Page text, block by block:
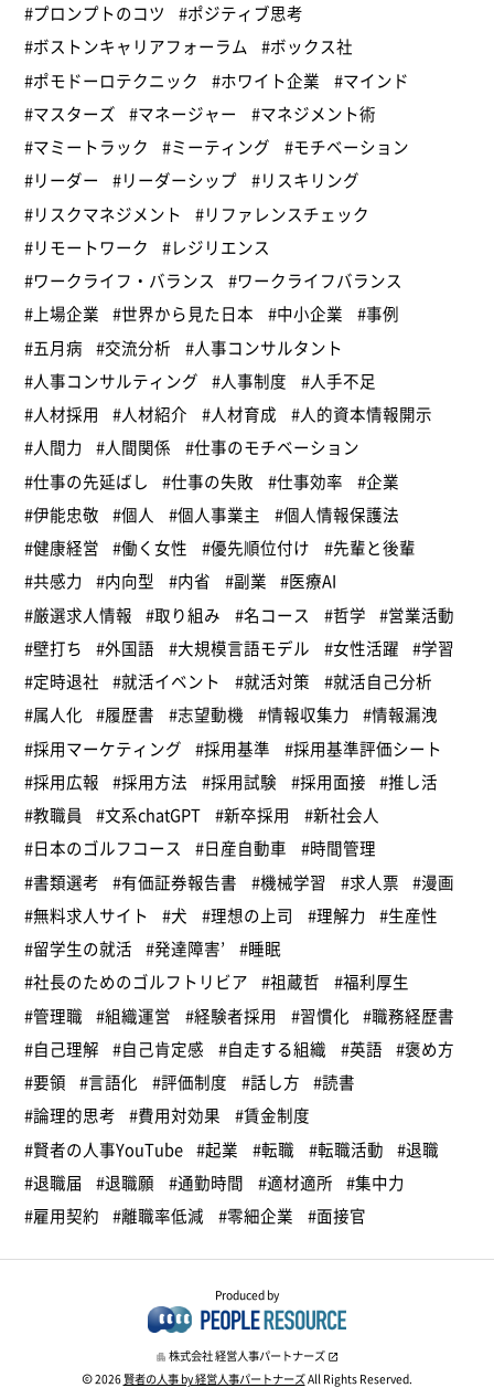
#プロンプトのコツ
#ポジティブ思考
#ボストンキャリアフォーラム
#ボックス社
#ポモドーロテクニック
#ホワイト企業
#マインド
#マスターズ
#マネージャー
#マネジメント術
#マミートラック
#ミーティング
#モチベーション
#リーダー
#リーダーシップ #リスキリング
#リスクマネジメント
#リファレンスチェック
#リモートワーク
#レジリエンス
#ワークライフ・バランス
#ワークライフバランス
#上場企業
#世界から見た日本 #中小企業
#事例
#五月病
#交流分析
#人事コンサルタント
#人事コンサルティング
#人事制度
#人手不足
#人材採用
#人材紹介 #人材育成
#人的資本情報開示
#人間力
#人間関係
#仕事のモチベーション
#仕事の先延ばし
#仕事の失敗 #仕事効率
#企業
#伊能忠敬
#個人 #個人事業主
#個人情報保護法
#健康経営
#働く女性 #優先順位付け
#先輩と後輩
#共感力
#内向型 #内省 #副業 #医療AI
#厳選求人情報
#取り組み #名コース #哲学 #営業活動
#壁打ち
#外国語 #大規模言語モデル #女性活躍 #学習
#定時退社
#就活イベント #就活対策
#就活自己分析
#属人化
#履歴書 #志望動機 #情報収集力 #情報漏洩
#採用マーケティング
#採用基準
#採用基準評価シート
#採用広報
#採用方法 #採用試験 #採用面接 #推し活
#教職員
#文系chatGPT #新卒採用
#新社会人
#日本のゴルフコース
#日産自動車
#時間管理
#書類選考
#有価証券報告書 #機械学習 #求人票 #漫画
#無料求人サイト
#犬 #理想の上司 #理解力 #生産性
#留学生の就活
#発達障害’
#睡眠
#社長のためのゴルフトリビア
#祖蔵哲
#福利厚生
#管理職
#組織運営 #経験者採用 #習慣化 #職務経歴書
#自己理解
#自己肯定感 #自走する組織 #英語 #褒め方
#要領
#言語化 #評価制度 #話し方 #読書
#論理的思考
#費用対効果
#賃金制度
#賢者の人事YouTube #起業 #転職 #転職活動 #退職
#退職届
#退職願 #通勤時間 #適材適所 #集中力
#雇用契約
#離職率低減 #零細企業 #面接官
Produced by
株式会社 経営人事パートナーズ
2026 賢者の人事 by 経営人事パートナーズAll Rights Reserved.